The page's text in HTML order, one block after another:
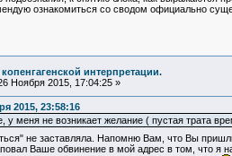
ознакомиться со сводом официально
интерпретации.
Ноября 2015, 17:04:25 »
2015, 23:58:16
меня не возникает желание ( пустая трата
не заставляла. Напомню Вам, что Вы
Ваше обвинение в мой адрес в том, что